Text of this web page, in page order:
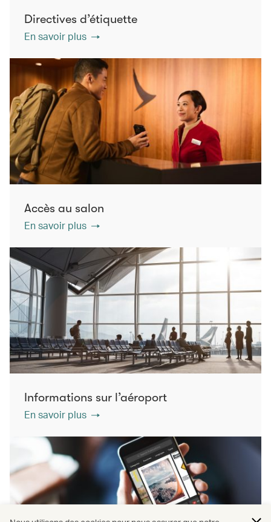
Directives d’étiquette
En savoir plus
Accès au salon
En savoir plus
Informations sur l’aéroport
En savoir plus